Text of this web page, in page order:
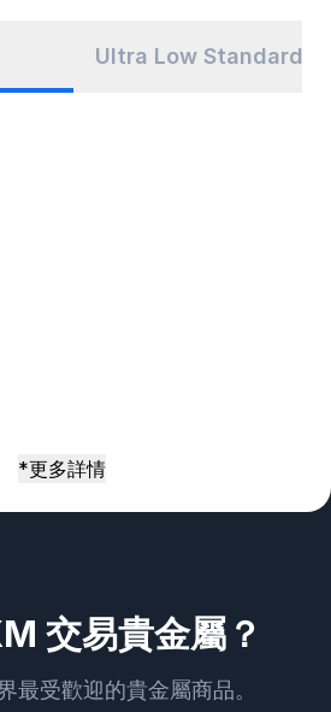
Ultra Low Standard
*更多詳情
交易貴金屬？
最受歡迎的貴金屬商品。